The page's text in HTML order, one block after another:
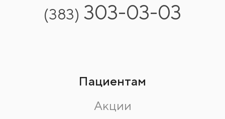
(383) 303-03-03
Пациентам
Акции